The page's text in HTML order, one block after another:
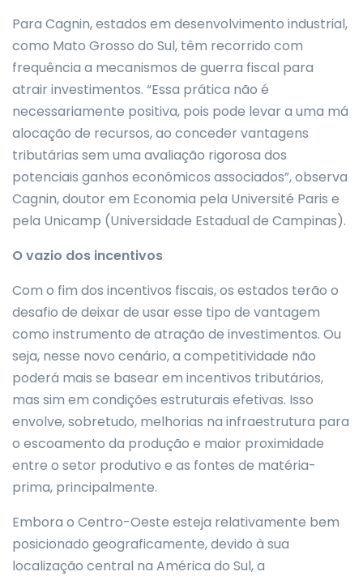
Para Cagnin, estados em desenvolvimento industrial,
como Mato Grosso do Sul, têm recorrido com
frequência a mecanismos de guerra fiscal para
atrair investimentos. “Essa prática não é
necessariamente positiva, pois pode levar a uma má
alocação de recursos, ao conceder vantagens
tributárias sem uma avaliação rigorosa dos
potenciais ganhos econômicos associados”, observa
Cagnin, doutor em Economia pela Université Paris e
pela Unicamp (Universidade Estadual de Campinas).
O vazio dos incentivos
Com o fim dos incentivos fiscais, os estados terão o
desafio de deixar de usar esse tipo de vantagem
como instrumento de atração de investimentos. Ou
seja, nesse novo cenário, a competitividade não
poderá mais se basear em incentivos tributários,
mas sim em condições estruturais efetivas. Isso
envolve, sobretudo, melhorias na infraestrutura para
o escoamento da produção e maior proximidade
entre o setor produtivo e as fontes de matéria-
prima, principalmente.
Embora o Centro-Oeste esteja relativamente bem
posicionado geograficamente, devido à sua
localização central na América do Sul, a